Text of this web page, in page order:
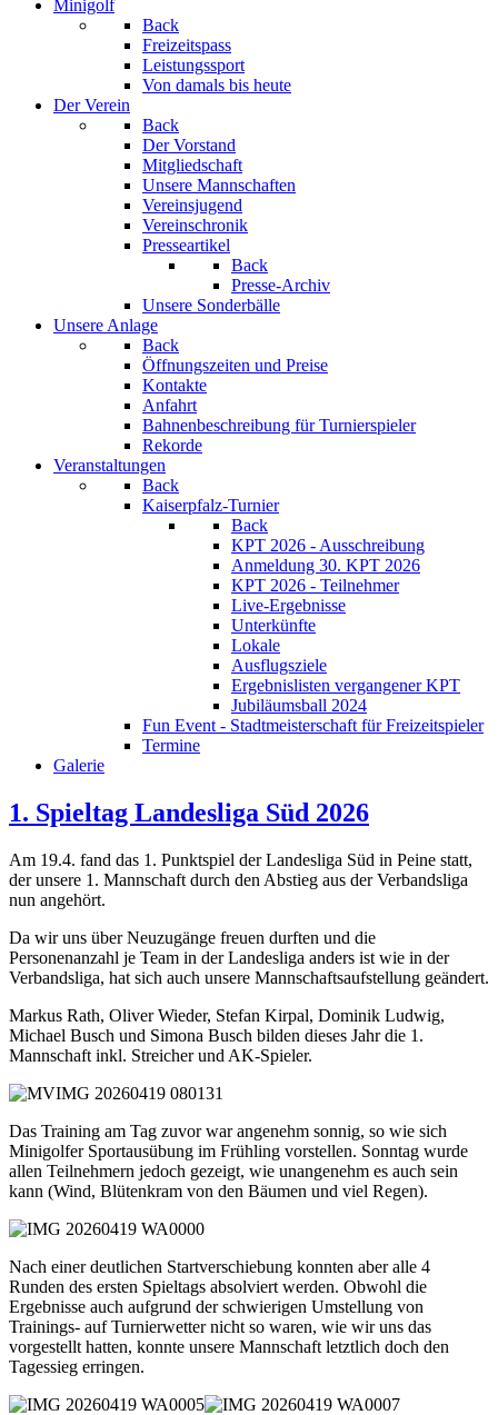
Minigolf
Back
Freizeitspass
Leistungssport
Von damals bis heute
Der Verein
Back
Der Vorstand
Mitgliedschaft
Unsere Mannschaften
Vereinsjugend
Vereinschronik
Presseartikel
Back
Presse-Archiv
Unsere Sonderbälle
Unsere Anlage
Back
Öffnungszeiten und Preise
Kontakte
Anfahrt
Bahnenbeschreibung für Turnierspieler
Rekorde
Veranstaltungen
Back
Kaiserpfalz-Turnier
Back
KPT 2026 - Ausschreibung
Anmeldung 30. KPT 2026
KPT 2026 - Teilnehmer
Live-Ergebnisse
Unterkünfte
Lokale
Ausflugsziele
Ergebnislisten vergangener KPT
Jubiläumsball 2024
Fun Event - Stadtmeisterschaft für Freizeitspieler
Termine
Galerie
1. Spieltag Landesliga Süd 2026
Am 19.4. fand das 1. Punktspiel der Landesliga Süd in Peine statt,
der unsere 1. Mannschaft durch den Abstieg aus der Verbandsliga
nun angehört.
Da wir uns über Neuzugänge freuen durften und die
Personenanzahl je Team in der Landesliga anders ist wie in der
Verbandsliga, hat sich auch unsere Mannschaftsaufstellung geändert.
Markus Rath, Oliver Wieder, Stefan Kirpal, Dominik Ludwig,
Michael Busch und Simona Busch bilden dieses Jahr die 1.
Mannschaft inkl. Streicher und AK-Spieler.
Das Training am Tag zuvor war angenehm sonnig, so wie sich
Minigolfer Sportausübung im Frühling vorstellen. Sonntag wurde
allen Teilnehmern jedoch gezeigt, wie unangenehm es auch sein
kann (Wind, Blütenkram von den Bäumen und viel Regen).
Nach einer deutlichen Startverschiebung konnten aber alle 4
Runden des ersten Spieltags absolviert werden. Obwohl die
Ergebnisse auch aufgrund der schwierigen Umstellung von
Trainings- auf Turnierwetter nicht so waren, wie wir uns das
vorgestellt hatten, konnte unsere Mannschaft letztlich doch den
Tagessieg erringen.